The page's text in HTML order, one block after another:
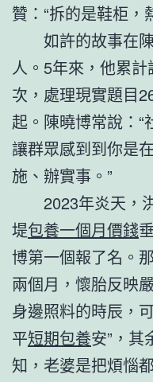
贊：“拆的是鞋柜，
如許的故事在
人。5年來，他累
次，處理現實題目
起。陳曉博常說：
讓群眾感到到你是在
施、辦實事。”
2023年炎天，
堤包養一個月價錢
博第一個報了名。
兩個月，懷胎反映
身邊照料的時辰，
平短期包養安”，其
知，老婆是把煩惱